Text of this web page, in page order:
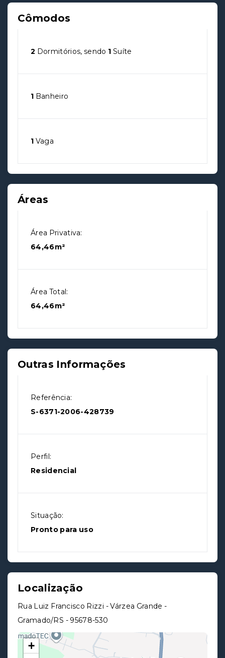
Cômodos
2 Dormitórios, sendo 1 Suíte
1 Banheiro
1 Vaga
Áreas
Área Privativa:
64,46m²
Área Total:
64,46m²
Outras Informações
Referência:
S-6371-2006-428739
Perfil:
Residencial
Situação:
Pronto para uso
Localização
Rua Luiz Francisco Rizzi - Várzea Grande -
Gramado/RS - 95678-530
+